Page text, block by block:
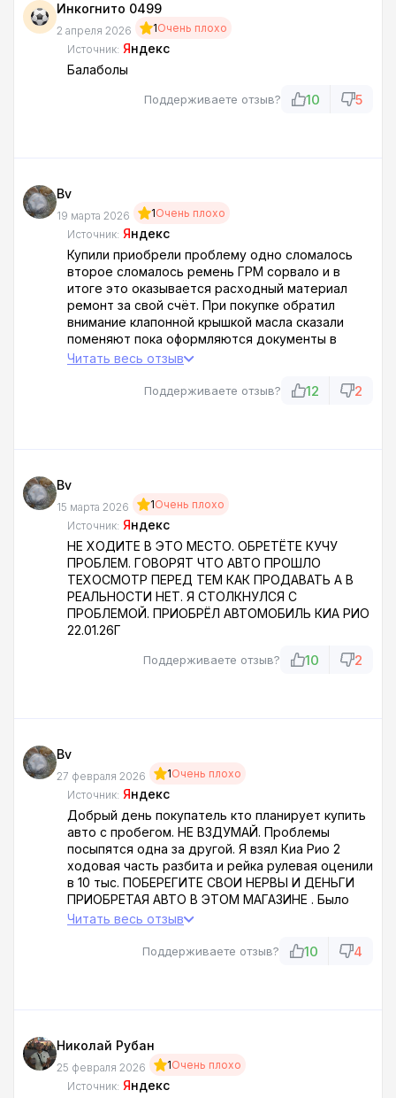
Инкогнито 0499
2 апреля 2026 1Очень плохо
Источник: Яндекс
Балаболы
Поддерживаете отзыв? 10 5
Bv
19 марта 2026 1Очень плохо
Источник: Яндекс
Купили приобрели проблему одно сломалось
второе сломалось ремень ГРМ сорвало и в
итоге это оказывается расходный материал
ремонт за свой счёт. При покупке обратил
внимание клапонной крышкой масла сказали
поменяют пока оформляются документы в
итоге протёрли обмыли и на следующий день
Читать весь отзыв
Поддерживаете отзыв? 12 2
Bv
15 марта 2026 1Очень плохо
Источник: Яндекс
НЕ ХОДИТЕ В ЭТО МЕСТО. ОБРЕТЁТЕ КУЧУ
ПРОБЛЕМ. ГОВОРЯТ ЧТО АВТО ПРОШЛО
ТЕХОСМОТР ПЕРЕД ТЕМ КАК ПРОДАВАТЬ А В
РЕАЛЬНОСТИ НЕТ. Я СТОЛКНУЛСЯ С
ПРОБЛЕМОЙ. ПРИОБРЁЛ АВТОМОБИЛЬ КИА РИО
22.01.26Г
Поддерживаете отзыв? 10 2
Bv
27 февраля 2026 1Очень плохо
Источник: Яндекс
Добрый день покупатель кто планирует купить
авто с пробегом. НЕ ВЗДУМАЙ. Проблемы
посыпятся одна за другой. Я взял Киа Рио 2
ходовая часть разбита и рейка рулевая оценили
в 10 тыс. ПОБЕРЕГИТЕ СВОИ НЕРВЫ И ДЕНЬГИ
ПРИОБРЕТАЯ АВТО В ЭТОМ МАГАЗИНЕ . Было
это 22.01.26 г
Читать весь отзыв
Поддерживаете отзыв? 10 4
Николай Рубан
25 февраля 2026 1Очень плохо
Источник: Яндекс